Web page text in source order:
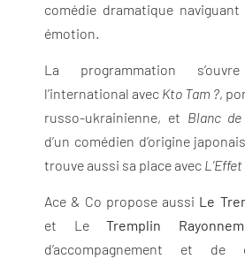
comédie dramatique
émotion.
La programmation
l’international avec Kto Tam ?,
russo-ukrainienne, et Blanc
d’un comédien d’origine
trouve aussi sa place avec
Ace & Co propose aussi Le
et Le Tremplin
d’accompagnement et de